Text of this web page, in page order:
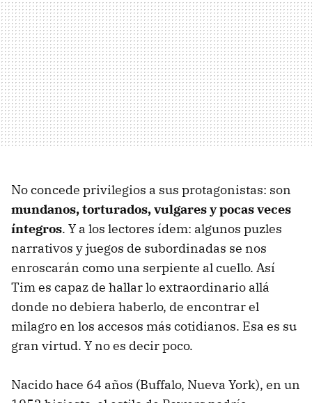
No concede privilegios a sus protagonistas: son
mundanos, torturados, vulgares y pocas veces
íntegros. Y a los lectores ídem: algunos puzles
narrativos y juegos de subordinadas se nos
enroscarán como una serpiente al cuello. Así
Tim es capaz de hallar lo extraordinario allá
donde no debiera haberlo, de encontrar el
milagro en los accesos más cotidianos. Esa es su
gran virtud. Y no es decir poco.
Nacido hace 64 años (Buffalo, Nueva York), en un